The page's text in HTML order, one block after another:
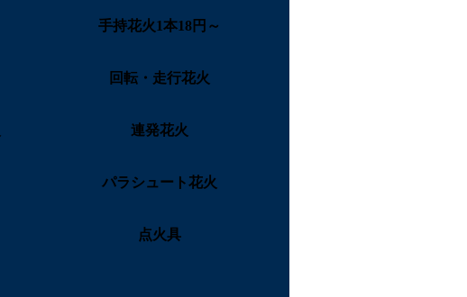
手持花火1本18円～
回転・走行花火
連発花火
パラシュート花火
点火具